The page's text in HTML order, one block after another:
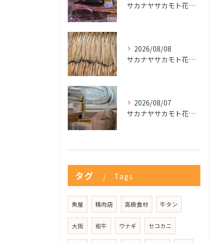
サカナヤサカモト花園店
2026/08/08
サカナヤサカモト花園店
2026/08/07
サカナヤサカモト花園店
タグ Tags
魚屋 精肉店 高級食材 牛タン
大阪 和牛 ウナギ セコカニ